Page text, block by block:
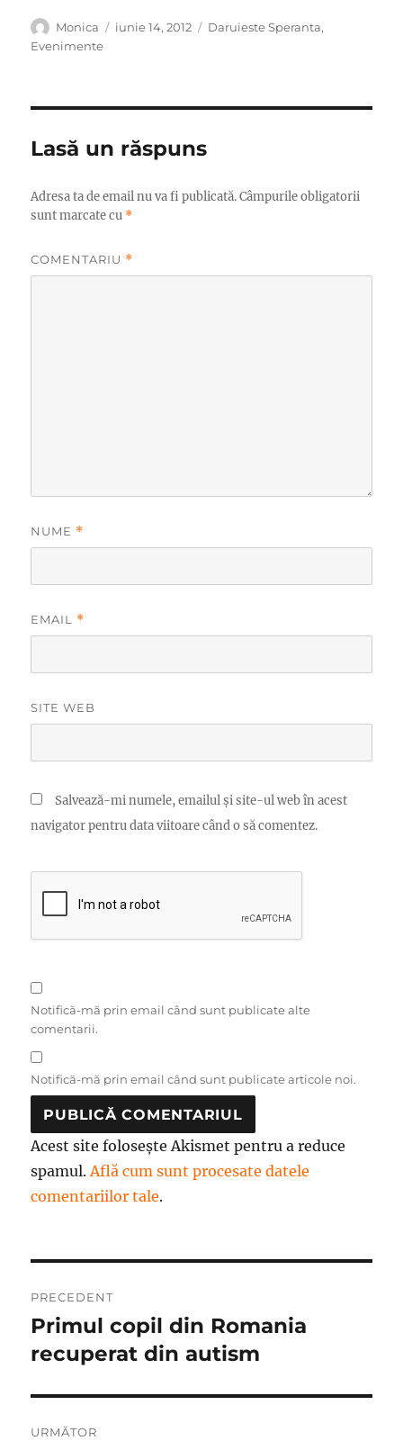
Autor
Monica
Publicat
iunie 14, 2012 Categorii
Daruieste Speranta,
Evenimente
Lasă un răspuns
Adresa ta de email nu va fi publicată. Câmpurile obligatorii
sunt marcate cu *
COMENTARIU *
NUME *
EMAIL *
SITE WEB
Salvează-mi numele, emailul și site-ul web în acest
navigator pentru data viitoare când o să comentez.
Notifică-mă prin email când sunt publicate alte
comentarii.
Notifică-mă prin email când sunt publicate articole noi.
Acest site folosește Akismet pentru a reduce
spamul.Află cum sunt procesate datele
comentariilor tale.
în
articole
PRECEDENT
Articolul
anterior:
Primul copil din Romania
recuperat din autism
URMĂTOR